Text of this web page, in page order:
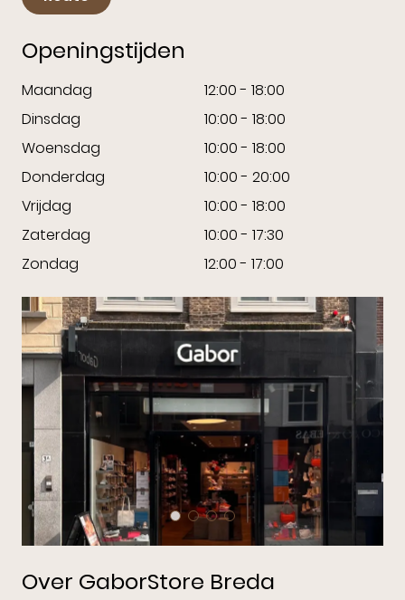
Openingstijden
Maandag
12:00 - 18:00
Dinsdag
10:00 - 18:00
Woensdag
10:00 - 18:00
Donderdag
10:00 - 20:00
Vrijdag
10:00 - 18:00
Zaterdag
10:00 - 17:30
Zondag
12:00 - 17:00
Over GaborStore Breda